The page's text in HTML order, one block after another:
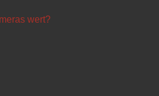
wert?